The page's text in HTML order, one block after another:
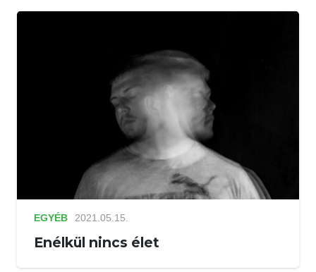
EGYÉB 2021.05.15.
Enélkül nincs élet